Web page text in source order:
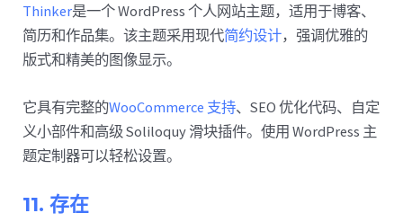
Thinker是一个 WordPress 个人网站主题，适用于博客、
简历和作品集。该主题采用现代简约设计，强调优雅的
版式和精美的图像显示。
它具有完整的WooCommerce 支持、SEO 优化代码、自定
义小部件和高级 Soliloquy 滑块插件。使用 WordPress 主
题定制器可以轻松设置。
11. 存在